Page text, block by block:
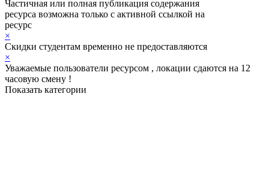
Частичная или полная публикация содержания
ресурса возможна только с активной ссылкой на
ресурс
×
Скидки студентам временно не предоставляются
×
Уважаемые пользователи ресурсом , локации сдаются на 12
часовую смену !
Показать категории